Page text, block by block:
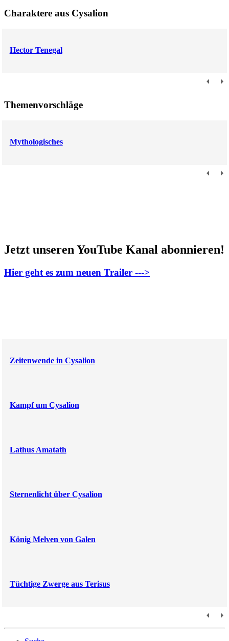
Charaktere aus Cysalion
Hector Tenegal
Themenvorschläge
Mythologisches
Jetzt unseren YouTube Kanal abonnieren!
Hier geht es zum neuen Trailer --->
Zeitenwende in Cysalion
Kampf um Cysalion
Lathus Amatath
Sternenlicht über Cysalion
König Melven von Galen
Tüchtige Zwerge aus Terisus